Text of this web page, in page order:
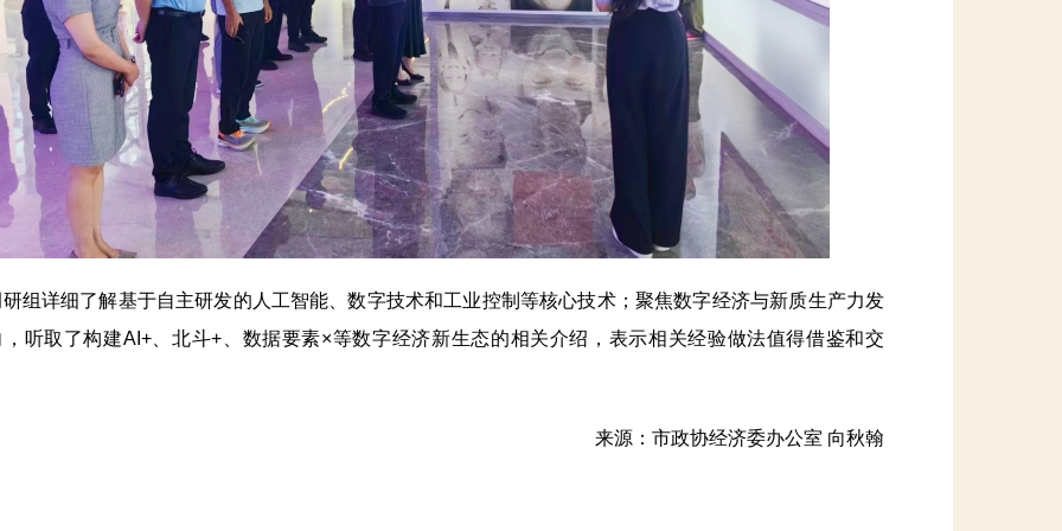
详细了解基于自主研发的人工智能、数字技术和工业控制等核心技术；聚焦数字经济与新质生产力发
，听取了构建AI+、北斗+、数据要素×等数字经济新生态的相关介绍，表示相关经验做法值得借鉴和交
来源：市政协经济委办公室 向秋翰